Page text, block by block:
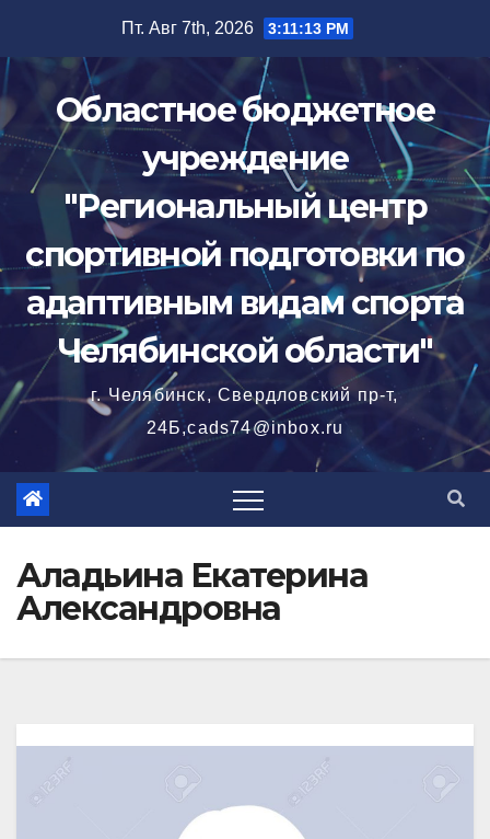
содержимому
Пт. Авг 7th, 2026 3:11:14 PM
Областное бюджетное
учреждение
"Региональный центр
спортивной подготовки по
адаптивным видам спорта
Челябинской области"
г. Челябинск, Свердловский пр-т,
24Б,cads74@inbox.ru
Аладьина Екатерина
Александровна